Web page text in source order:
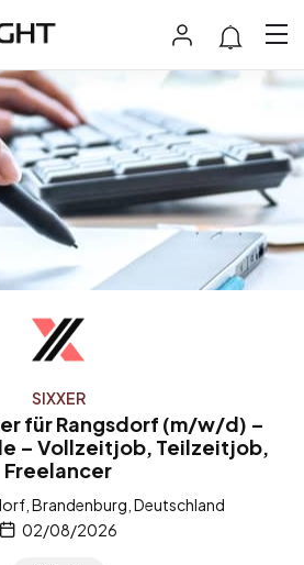
SIXXER
für Rangsdorf (m/w/d) –
– Vollzeitjob, Teilzeitjob,
Freelancer
Brandenburg, Deutschland
02/08/2026